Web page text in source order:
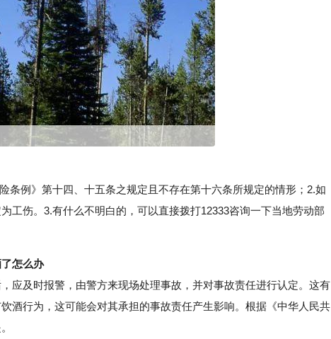
例》第十四、十五条之规定且不存在第十六条所规定的情形；2.如
工伤。3.有什么不明白的，可以直接拨打12333咨询一下当地劳动部
怎么办
及时报警，由警方来现场处理事故，并对事故责任进行认定。这有
酒行为，这可能会对其承担的事故责任产生影响。根据《中华人民共